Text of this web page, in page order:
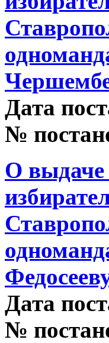
Дата
№
О выдаче
Дата
№